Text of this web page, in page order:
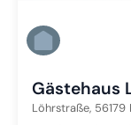
Gästehaus
Löhrstraße, 56179